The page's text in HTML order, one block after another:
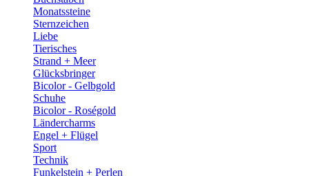
Monatssteine
Sternzeichen
Liebe
Tierisches
Strand + Meer
Glücksbringer
Bicolor - Gelbgold
Schuhe
Bicolor - Roségold
Ländercharms
Engel + Flügel
Sport
Technik
Funkelstein + Perlen